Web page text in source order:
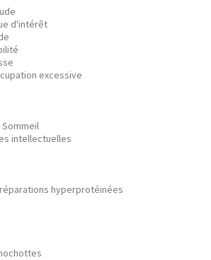
d'intérêt
excessive
intellectuelles
hyperprotéinées